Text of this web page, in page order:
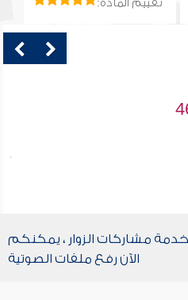
تقييم المادة:
مشاركات الزوار ، يمكنكم
الآن رفع ملفات الصوتية